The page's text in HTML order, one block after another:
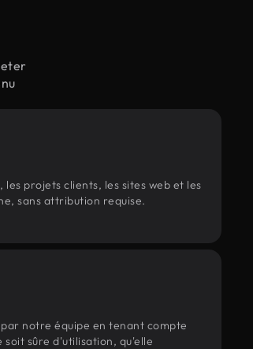
projets clients, les sites web et les
sans attribution requise.
notre équipe en tenant compte
soit sûre d'utilisation, qu'elle